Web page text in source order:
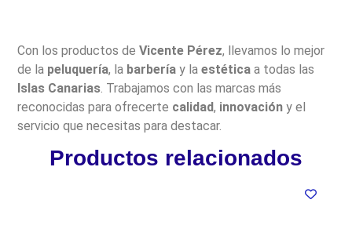
Con los productos deVicente Pérez, llevamos lo mejor
de la peluquería, la barbería y laestética a todas las
Islas Canarias . Trabajamos con las marcas más
reconocidas para ofrecerte calidad, innovación y el
servicio que necesitas para destacar.
Productos relacionados